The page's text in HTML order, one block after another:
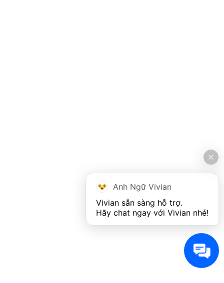
Anh Ngữ Vivian
Vivian sẵn sàng hỗ trợ.
Hãy chat ngay với Vivian nhé!